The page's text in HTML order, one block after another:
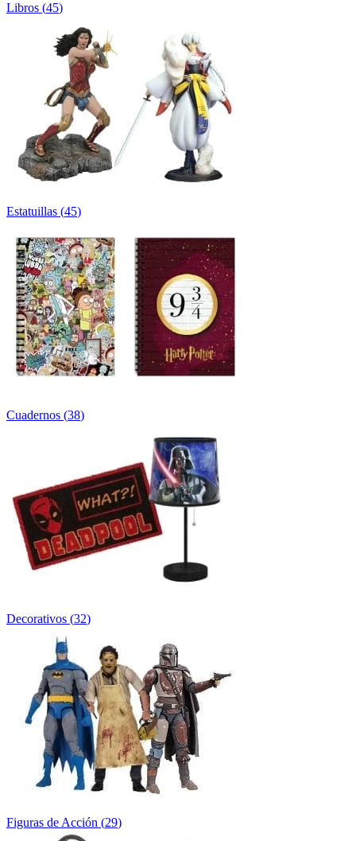
Libros (45)
Estatuillas (45)
Cuadernos (38)
Decorativos (32)
Figuras de Acción (29)